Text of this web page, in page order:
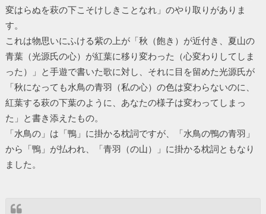
変はらぬを萩の下こそけしきことなれ」のやり取りがありま
す。
これは物思いにふける紫の上が「秋（飽き）が近付き、夏山の
青葉（光源氏の心）が紅葉に移り変わった（心変わりしてしま
った）」と手遊で書いた歌に対し、それに目を留めた光源氏が
「秋になっても水鳥の青羽（私の心）の色は変わらないのに、
紅葉する萩の下葉のように、あなたの様子は変わってしまっ
た」と書き添えたもの。
「水鳥の」は「鴨」に掛かる枕詞ですが、「水鳥の鴨の青羽」
から「鴨」が払われ、「青羽（の山）」に掛かる枕詞ともなり
ました。